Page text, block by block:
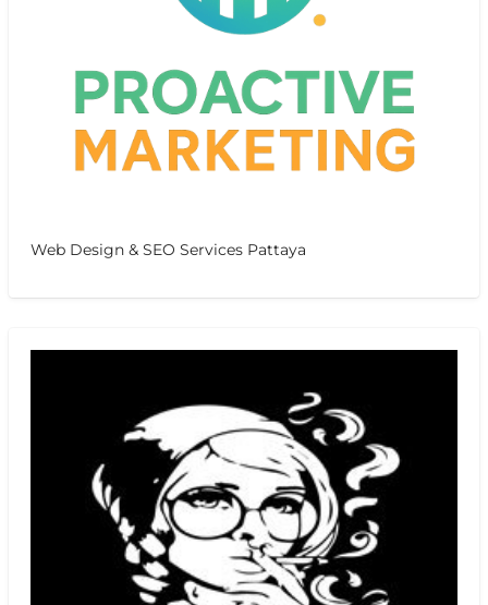
Web Design & SEO Services Pattaya